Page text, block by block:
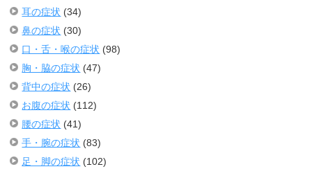
耳の症状 (34)
鼻の症状 (30)
口・舌・喉の症状 (98)
胸・脇の症状 (47)
背中の症状 (26)
お腹の症状 (112)
腰の症状 (41)
手・腕の症状 (83)
足・脚の症状 (102)